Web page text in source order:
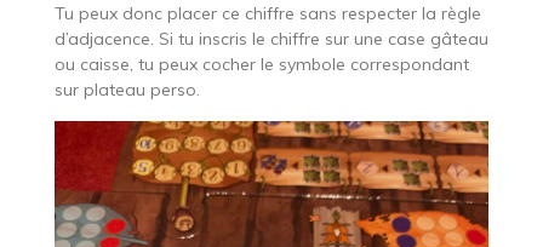
Tu peux donc placer ce chiffre sans respecter la règle
d’adjacence. Si tu inscris le chiffre sur une case gâteau
ou caisse, tu peux cocher le symbole correspondant
sur plateau perso.